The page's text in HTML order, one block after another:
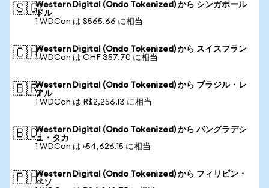
🇸🇬Western Digital (Ondo Tokenized) から シンガポール
ドル
1 WDCon は $565.66 に相当
🇨🇭Western Digital (Ondo Tokenized) から スイスフラン
1 WDCon は CHF 357.70 に相当
🇧🇷Western Digital (Ondo Tokenized) から ブラジル・レ
アル
1 WDCon は R$2,256.13 に相当
🇧🇩Western Digital (Ondo Tokenized) から バングラデシ
ュ・タカ
1 WDCon は ৳54,626.15 に相当
🇵🇭Western Digital (Ondo Tokenized) から フィリピン・
ペソ